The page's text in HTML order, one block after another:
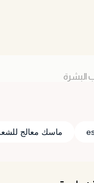
البشرة
ماسك معالج